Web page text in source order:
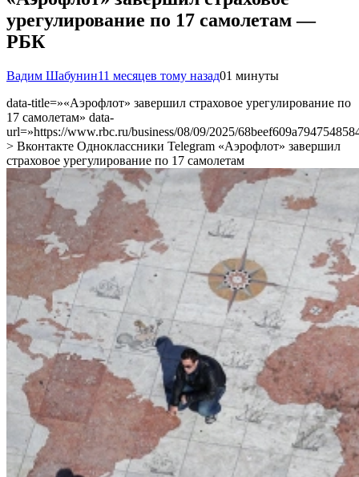
урегулирование по 17 самолетам —
РБК
Вадим Шабунин11 месяцев тому назад01 минуты
data-title=»«Аэрофлот» завершил страховое урегулирование по
17 самолетам» data-
url=»https://www.rbc.ru/business/08/09/2025/
> Вконтакте Одноклассники Telegram «Аэрофлот» завершил
страховое урегулирование по 17 самолетам